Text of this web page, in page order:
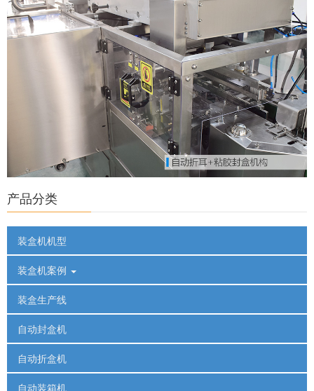
产品分类
装盒机机型
装盒机案例
装盒生产线
自动封盒机
自动折盒机
自动装箱机